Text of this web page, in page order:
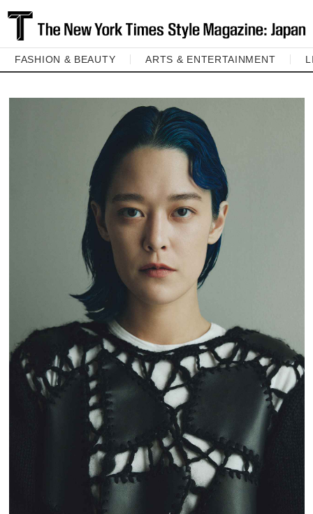
FASHION & BEAUTY ARTS & ENTERTAINMENT